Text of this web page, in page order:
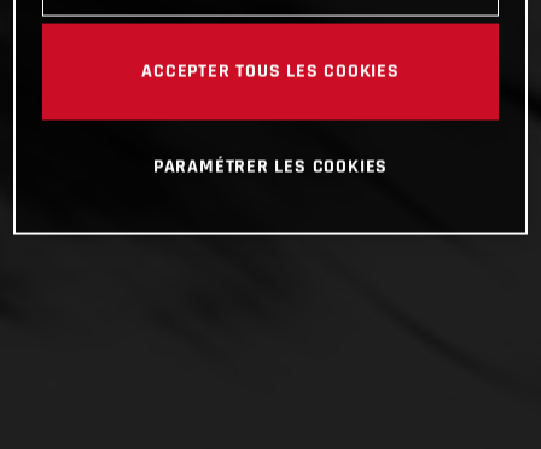
ACCEPTER TOUS LES COOKIES
PARAMÉTRER LES COOKIES